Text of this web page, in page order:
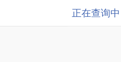
正在查询中